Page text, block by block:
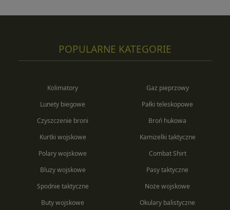
POPULARNE KATEGORIE
Kolimatory
Lunety biegowe
Czyszczenie broni
Gaz pieprzowy
Pałki teleskopowe
Broń hukowa
Kurtki wojskowe
Polary wojskowe
Bluzy wojskowe
Kamizelki taktyczne
Combat Shirt
Pasy taktyczne
Spodnie taktyczne
Buty wojskowe
Noże wojskowe
Okulary balistyczne